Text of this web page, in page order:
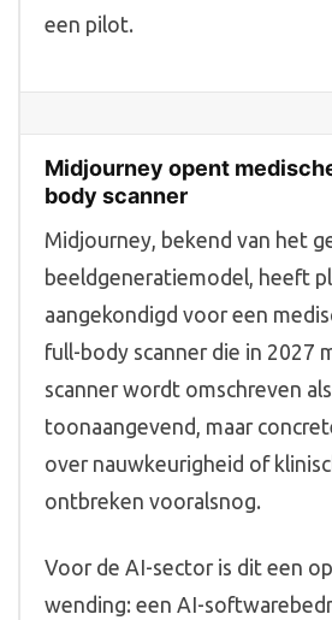
een pilot.
Midjourney opent
body scanner
Midjourney, bekend van het
beeldgeneratiemodel, heeft
aangekondigd voor een
full-body scanner die in 2027
scanner wordt omschreven
toonaangevend, maar
over nauwkeurigheid of
ontbreken vooralsnog.
Voor de AI-sector is dit een
wending: een AI-